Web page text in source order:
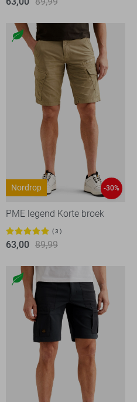
Nordrop -30%
PME legend Korte broek
3
63,00 89,99